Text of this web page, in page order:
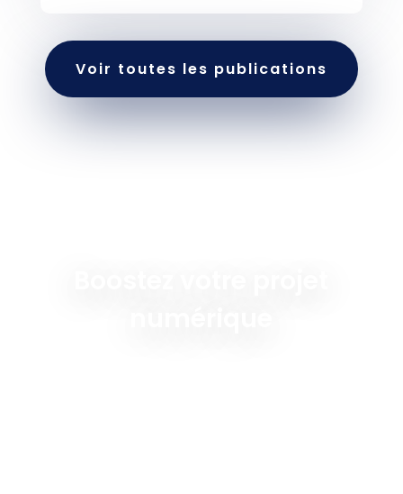
Voir toutes les publications